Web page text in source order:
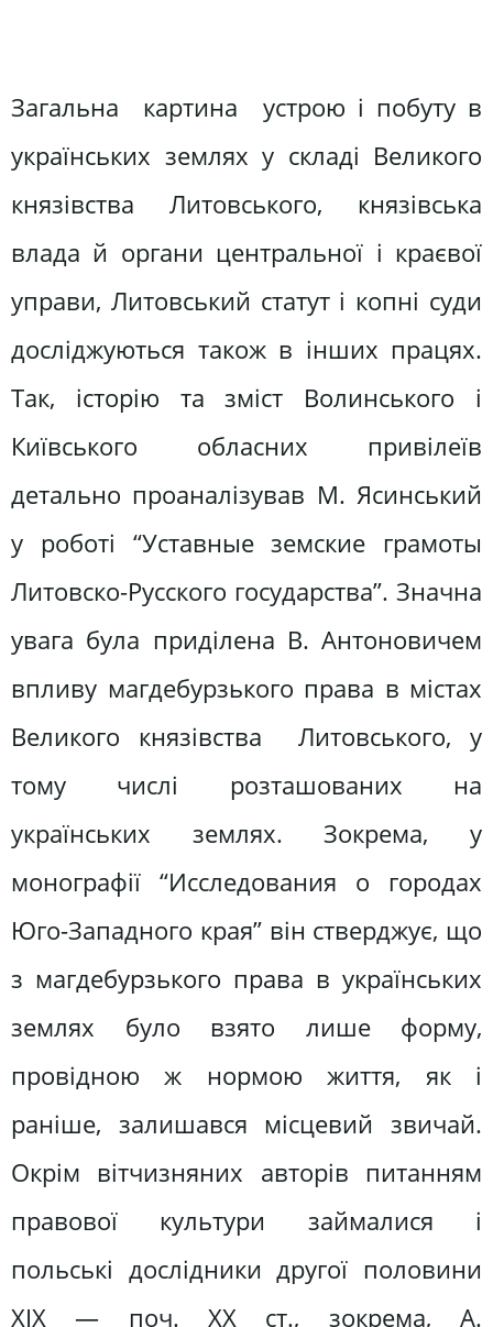
Загальна картина устрою і побуту в
українських землях у складі Великого
князівства Литовського, князівська
влада й органи центральної і краєвої
управи, Литовський статут і копні суди
досліджуються також в інших працях.
Так, історію та зміст Волинського і
Київського обласних привілеїв
детально проаналізував М. Ясинський
у роботі “Уставные земские грамоты
Литовско-Русского государства”. Значна
увага була приділена В. Антоновичем
впливу магдебурзького права в містах
Великого князівства Литовського, у
тому числі розташованих на
українських землях. Зокрема, у
монографії “Исследования о городах
Юго-Западного края” він стверджує, що
з магдебурзького права в українських
землях було взято лише форму,
провідною ж нормою життя, як і
раніше, залишався місцевий звичай.
Окрім вітчизняних авторів питанням
правової культури займалися і
польські дослідники другої половини
ХІХ — поч. ХХ ст., зокрема, А.